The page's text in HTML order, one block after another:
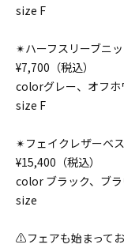
size F
✴︎ハーフスリーブニ
¥7,700（税込）
colorグレー、オフホ
size F
✴︎フェイクレザーベ
¥15,400（税込）
color ブラック、ブ
size
⚠️フェアも始まって